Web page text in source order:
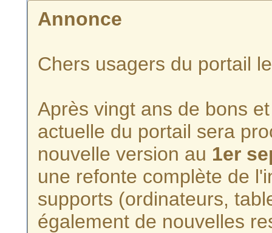
Annonce
Chers usagers du portail
Après vingt ans de bons
actuelle du portail sera
nouvelle version au 1er
une refonte complète de
supports (ordinateurs,
également de nouvelles